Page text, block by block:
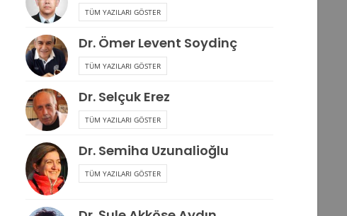
TÜM YAZILARI GÖSTER
Dr. Ömer Levent Soydinç
TÜM YAZILARI GÖSTER
Dr. Selçuk Erez
TÜM YAZILARI GÖSTER
Dr. Semiha Uzunalioğlu
TÜM YAZILARI GÖSTER